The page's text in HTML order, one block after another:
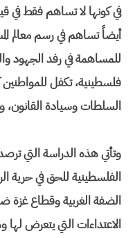
في كونها لا تساهم فقط في
أيضاً تساهم في رسم معالم
للمساهمة في رفد الجهود
فلسطينية، تكفل
السلطات وسيادة القانون،
وتأتي هذه الدراسة التي
الفلسطينية للحق في حرية
الضفة الغربية وقطاع غزة
الاعتداءات التي يتعرض لها